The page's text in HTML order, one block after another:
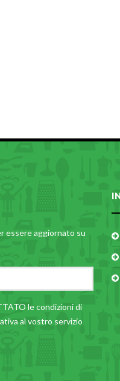
essere aggiornato su
lecondizioni di
al vostro servizio